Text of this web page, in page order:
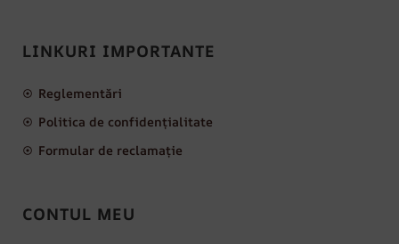
LINKURI IMPORTANTE
Reglementări
Politica de confidențialitate
Formular de reclamație
CONTUL MEU